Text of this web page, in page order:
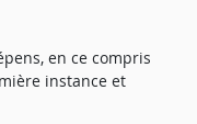
en ce compris
instance et